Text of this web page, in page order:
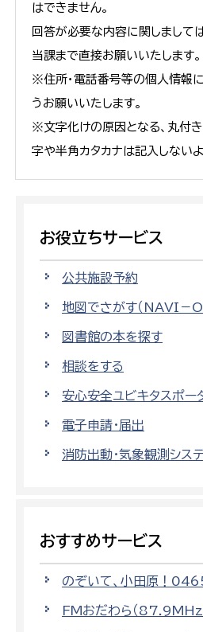
はできません。
回答が必要な内容に関しまして
当課まで直接お願いいたします。
※住所・電話番号等の個人情報
うお願いいたします。
※文字化けの原因となる、丸付
字や半角カタカナは記入しない
お役立ちサービス
公共施設予約
地図でさがす（NAVI－O
図書館の本を探す
相談をする
安心安全ユビキタスポー
電子申請・届出
消防出動・気象観測シス
おすすめサービス
のぞいて、小田原！
FMおだわら（